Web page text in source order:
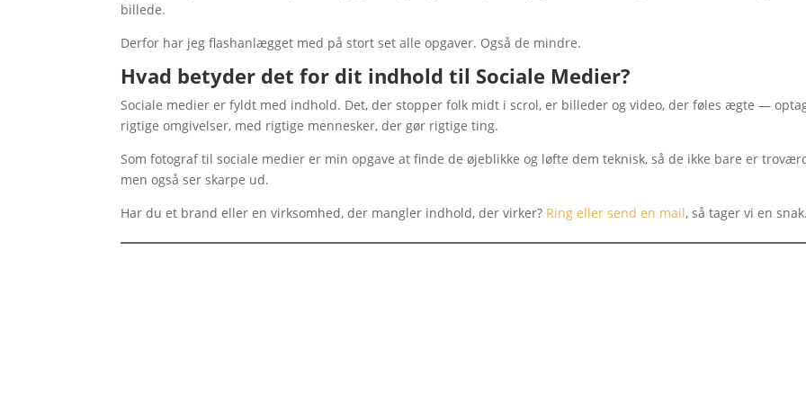
billede.
Derfor har jeg flashanlægget med på stort set alle opgaver. Også de mindre.
Hvad betyder det for dit indhold til Sociale Medier?
Sociale medier er fyldt med indhold. Det, der stopper folk midt i scrol, er billeder og video, der føles ægte —
rigtige omgivelser, med rigtige mennesker, der gør rigtige ting.
Som fotograf til sociale medier er min opgave at finde de øjeblikke og løfte dem teknisk, så de ikke bare er
men også ser skarpe ud.
Har du et brand eller en virksomhed, der mangler indhold, der virker? Ring eller send en mail, så tager vi en snak.